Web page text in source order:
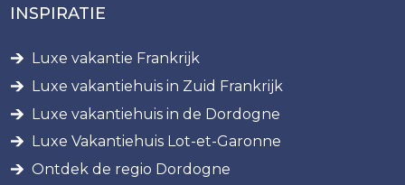
INSPIRATIE
Luxe vakantie Frankrijk
Luxe vakantiehuis in Zuid Frankrijk
Luxe vakantiehuis in de Dordogne
Luxe Vakantiehuis Lot-et-Garonne
Ontdek de regio Dordogne